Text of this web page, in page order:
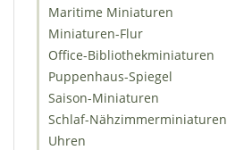
Maritime Miniaturen
Miniaturen-Flur
Office-Bibliothekminiaturen
Puppenhaus-Spiegel
Saison-Miniaturen
Schlaf-Nähzimmerminiaturen
Uhren